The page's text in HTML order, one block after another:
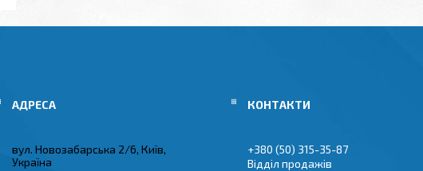
вул. Новозабарська 2/6, Київ,
Україна
+380 (50) 315-35-87
Відділ продажів